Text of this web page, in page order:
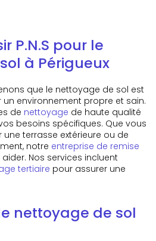
P.N.S pour le
à Périgueux
que le nettoyage de sol est
environnement propre et sain.
de nettoyage de haute qualité
besoins spécifiques. Que vous
terrasse extérieure ou de
notre entreprise de remise
Nos services incluent
tertiaire pour assurer une
nettoyage de sol